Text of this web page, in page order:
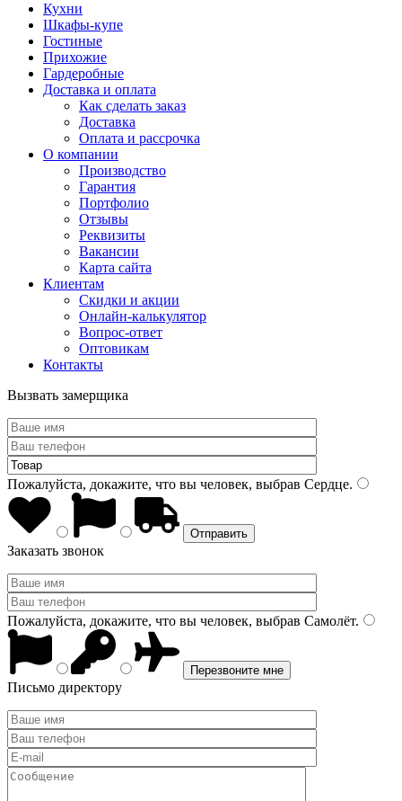
Кухни
Шкафы-купе
Гостиные
Прихожие
Гардеробные
Доставка и оплата
Как сделать заказ
Доставка
Оплата и рассрочка
О компании
Производство
Гарантия
Портфолио
Отзывы
Реквизиты
Вакансии
Карта сайта
Клиентам
Скидки и акции
Онлайн-калькулятор
Вопрос-ответ
Оптовикам
Контакты
Вызвать замерщика
Пожалуйста, докажите, что вы человек, выбрав Сердце.
Заказать звонок
Пожалуйста, докажите, что вы человек, выбрав Самолёт.
Письмо директору